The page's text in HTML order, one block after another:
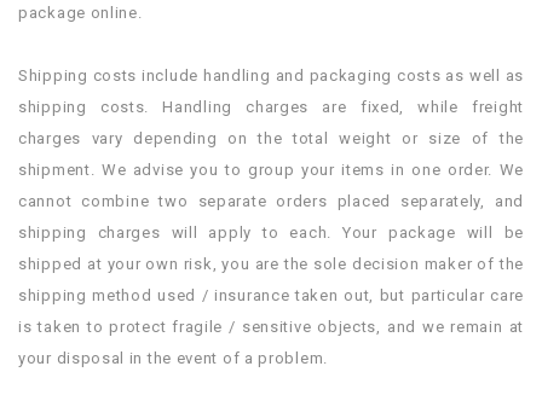
package online.
Shipping costs include handling and packaging costs as well as
shipping costs. Handling charges are fixed, while freight
charges vary depending on the total weight or size of the
shipment. We advise you to group your items in one order. We
cannot combine two separate orders placed separately, and
shipping charges will apply to each. Your package will be
shipped at your own risk, you are the sole decision maker of the
shipping method used / insurance taken out, but particular care
is taken to protect fragile / sensitive objects, and we remain at
your disposal in the event of a problem.